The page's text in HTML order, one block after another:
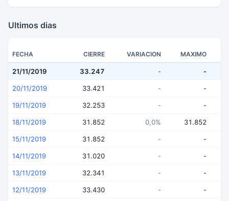
Ultimos dias
FECHA CIERRE VARIACION MAXIMO
21/11/2019 33.247 - -
20/11/2019 33.421 - -
19/11/2019 32.253 - -
18/11/2019 31.852 0,0% 31.852
15/11/2019 31.852 - -
14/11/2019 31.020 - -
13/11/2019 32.341 - -
12/11/2019 33.430 - -